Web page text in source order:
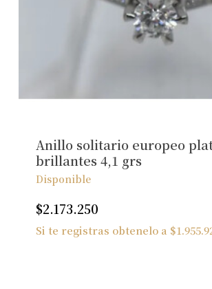
Anillo solitario europeo
brillantes 4,1 grs
Disponible
$2.173.250
Si te registras obtenelo a $